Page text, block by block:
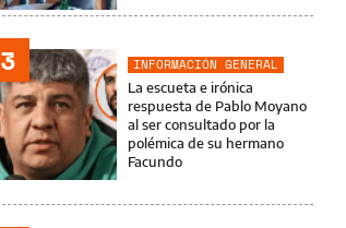
3
INFORMACIÓN GENERAL
La escueta e irónica
respuesta de Pablo Moyano
al ser consultado por la
polémica de su hermano
Facundo